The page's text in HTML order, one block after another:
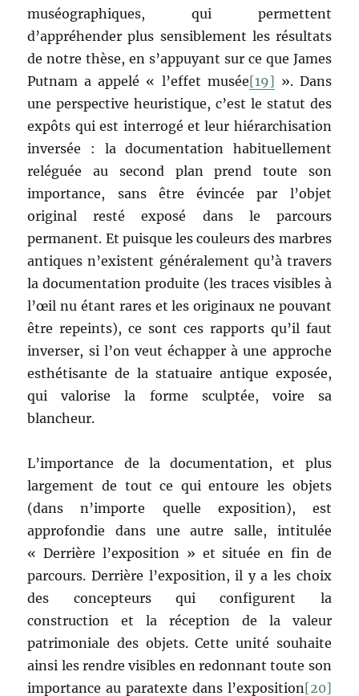
muséographiques, qui permettent
d’appréhender plus sensiblement les résultats
de notre thèse, en s’appuyant sur ce que James
Putnam a appelé « l’effet musée[19] ». Dans
une perspective heuristique, c’est le statut des
expôts qui est interrogé et leur hiérarchisation
inversée : la documentation habituellement
reléguée au second plan prend toute son
importance, sans être évincée par l’objet
original resté exposé dans le parcours
permanent. Et puisque les couleurs des marbres
antiques n’existent généralement qu’à travers
la documentation produite (les traces visibles à
l’œil nu étant rares et les originaux ne pouvant
être repeints), ce sont ces rapports qu’il faut
inverser, si l’on veut échapper à une approche
esthétisante de la statuaire antique exposée,
qui valorise la forme sculptée, voire sa
blancheur.
L’importance de la documentation, et plus
largement de tout ce qui entoure les objets
(dans n’importe quelle exposition), est
approfondie dans une autre salle, intitulée
« Derrière l’exposition » et située en fin de
parcours. Derrière l’exposition, il y a les choix
des concepteurs qui configurent la
construction et la réception de la valeur
patrimoniale des objets. Cette unité souhaite
ainsi les rendre visibles en redonnant toute son
importance au paratexte dans l’exposition[20]